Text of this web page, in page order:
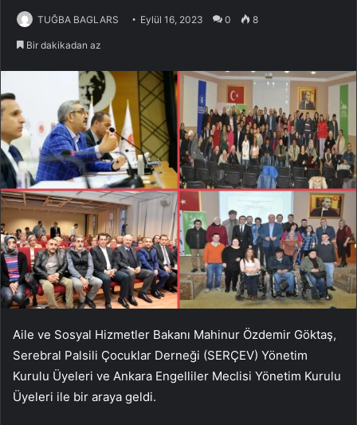
TUĞBA BAGLARS Eylül 16, 2023 0 8
Bir dakikadan az
Aile ve Sosyal Hizmetler Bakanı Mahinur Özdemir Göktaş,
Serebral Palsili Çocuklar Derneği (SERÇEV) Yönetim
Kurulu Üyeleri ve Ankara Engelliler Meclisi Yönetim Kurulu
Üyeleri ile bir araya geldi.